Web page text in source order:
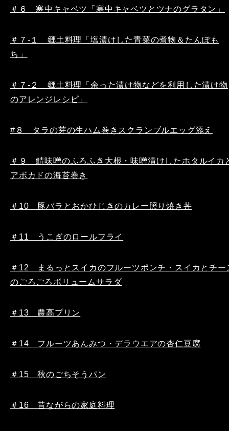
＃６ 寒中キャベツ「寒中キャベツとツナのグラタン」
＃７-１ 郷土料理「塩漬けした青菜の煮物＆たんぽも
ち」
＃７-２ 郷土料理「余った漬け物などを利用した漬け物
のアレンジレシピ」
#８ タラの芽の生ハム巻きスクランブルエッグ添え
＃９ 鯖味噌のふろふき大根・味噌漬けしたホタルイカ
アボカドの海苔巻き
＃10 豚バラとおかひじきのカレー照り焼き丼
＃11 うこぎのロールフライ
＃12 まるっとスイカのフルーツポンチ・スイカとチー
のごろごろボリュームサラダ
＃13 農高プリン
＃14 フルーツあんみつ・デラウエアの杏仁豆腐
＃15 秋のごちそうパン
＃16 昔ながらの家庭料理